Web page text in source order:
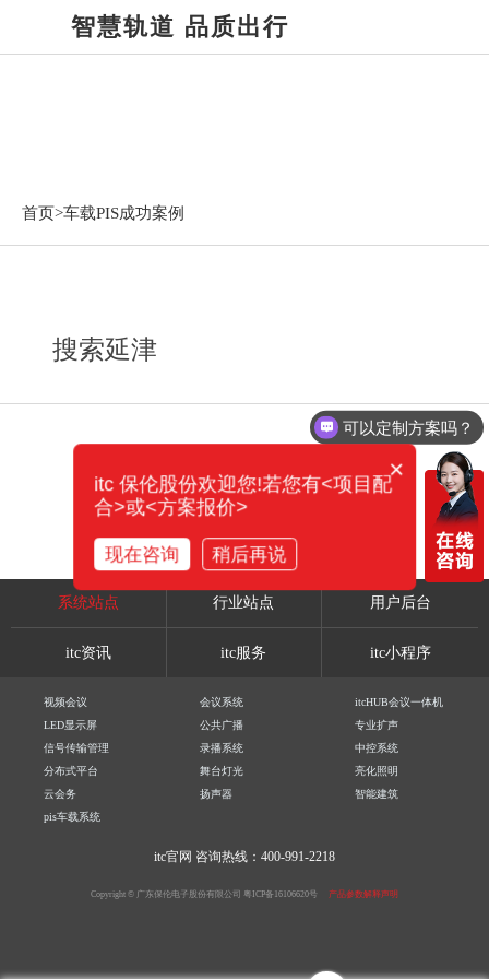
智慧轨道 品质出行
首页>车载PIS成功案例
搜索延津
系统站点 行业站点 用户后台
itc资讯 itc服务 itc小程序
视频会议 会议系统
itcHUB会议一体机
LED显示屏
公共广播
专业扩声
信号传输管理
录播系统
中控系统
分布式平台
舞台灯光
亮化照明
云会务
扬声器
智能建筑
pis车载系统
itc官网 咨询热线：400-991-2218
Copyright © 广东保伦电子股份有限公司 粤ICP备16106620号 产品参数解释声明
可以定制方案吗？
×
itc 保伦股份欢迎您!若您有<项目配
合>或<方案报价>
现在咨询 稍后再说